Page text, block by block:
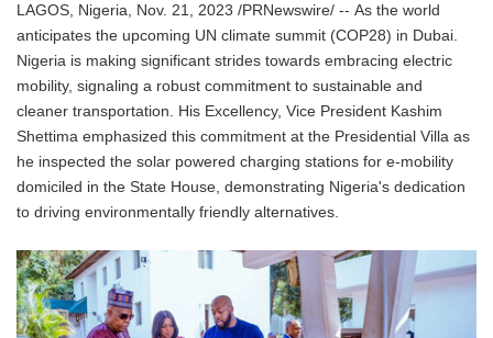
LAGOS, Nigeria, Nov. 21, 2023 /PRNewswire/ -- As the world
anticipates the upcoming UN climate summit (COP28) in Dubai.
Nigeria is making significant strides towards embracing electric
mobility, signaling a robust commitment to sustainable and
cleaner transportation. His Excellency, Vice President Kashim
Shettima emphasized this commitment at the Presidential Villa as
he inspected the solar powered charging stations for e-mobility
domiciled in the State House, demonstrating Nigeria's dedication
to driving environmentally friendly alternatives.